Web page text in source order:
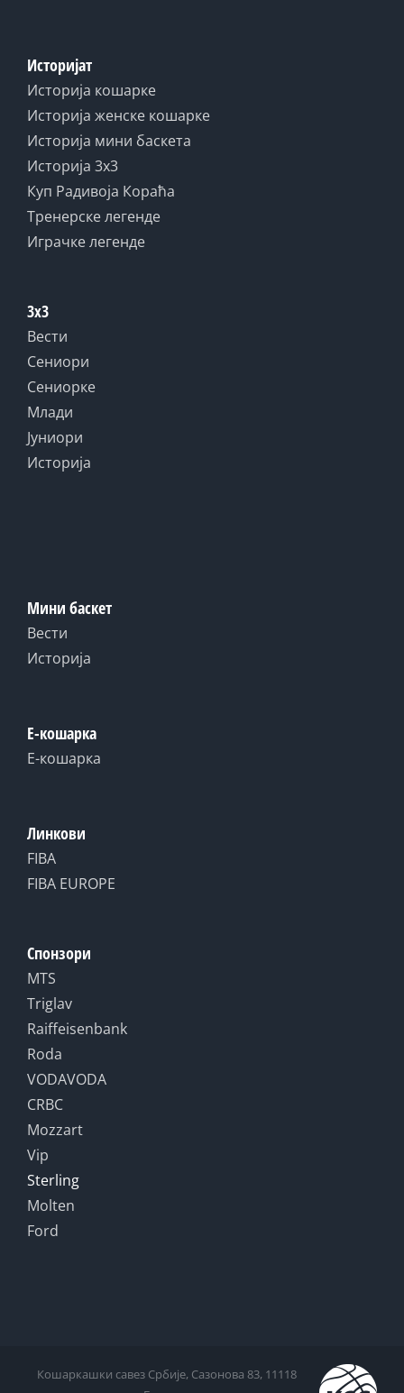
Историјат
Историја кошарке
Историја женске кошарке
Историја мини баскета
Историја 3x3
Куп Радивоја Кораћа
Тренерске легенде
Играчке легенде
3x3
Вести
Сениори
Сениорке
Млади
Јуниори
Историја
Мини баскет
Вести
Историја
Е-кошарка
Е-кошарка
Линкови
FIBA
FIBA EUROPE
Спонзори
MTS
Triglav
Raiffeisenbank
Roda
VODAVODA
CRBC
Mozzart
Vip
Sterling
Molten
Ford
Кошаркашки савез Србије, Сазонова 83, 11118